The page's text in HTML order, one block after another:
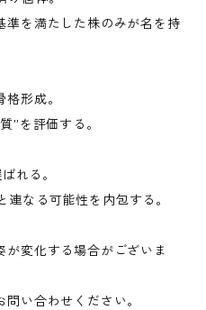
準を満たした株のみが名を持
形成。
”を評価する。
れる。
なる可能性を内包する。
変化する場合がございま
い合わせください。